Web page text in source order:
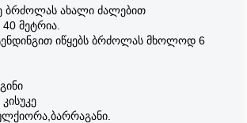
ბრძოლას ახალი ძალებით
მეტრია.
იწყებს ბრძოლას მხოლოდ 6